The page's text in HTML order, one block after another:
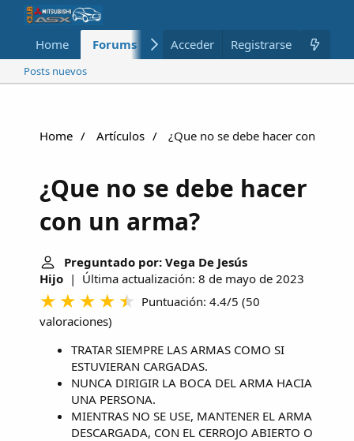
Home Forums Nuevo Miembros
Acceder Registrarse
Posts nuevos
Home Artículos ¿Que no se debe hacer con un
¿Que no se debe hacer
con un arma?
Preguntado por: Vega De Jesús
Hijo | Última actualización: 8 de mayo de 2023
Puntuación: 4.4/5 (50
valoraciones)
TRATAR SIEMPRE LAS ARMAS COMO SI
ESTUVIERAN CARGADAS.
NUNCA DIRIGIR LA BOCA DEL ARMA HACIA
UNA PERSONA.
MIENTRAS NO SE USE, MANTENER EL ARMA
DESCARGADA, CON EL CERROJO ABIERTO O